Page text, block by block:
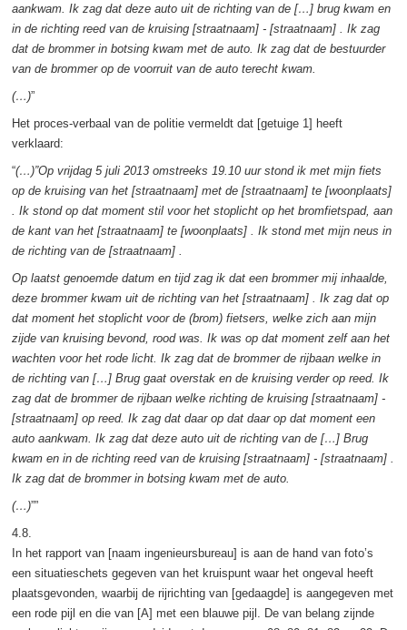
aankwam. Ik zag dat deze auto uit de richting van de […] brug kwam en
in de richting reed van de kruising [straatnaam] - [straatnaam] . Ik zag
dat de brommer in botsing kwam met de auto. Ik zag dat de bestuurder
van de brommer op de voorruit van de auto terecht kwam.
(…)”
Het proces-verbaal van de politie vermeldt dat [getuige 1] heeft
verklaard:
“(…)”Op vrijdag 5 juli 2013 omstreeks 19.10 uur stond ik met mijn fiets
op de kruising van het [straatnaam] met de [straatnaam] te [woonplaats]
. Ik stond op dat moment stil voor het stoplicht op het bromfietspad, aan
de kant van het [straatnaam] te [woonplaats] . Ik stond met mijn neus in
de richting van de [straatnaam] .
Op laatst genoemde datum en tijd zag ik dat een brommer mij inhaalde,
deze brommer kwam uit de richting van het [straatnaam] . Ik zag dat op
dat moment het stoplicht voor de (brom) fietsers, welke zich aan mijn
zijde van kruising bevond, rood was. Ik was op dat moment zelf aan het
wachten voor het rode licht. Ik zag dat de brommer de rijbaan welke in
de richting van […] Brug gaat overstak en de kruising verder op reed. Ik
zag dat de brommer de rijbaan welke richting de kruising [straatnaam] -
[straatnaam] op reed. Ik zag dat daar op dat daar op dat moment een
auto aankwam. Ik zag dat deze auto uit de richting van de […] Brug
kwam en in de richting reed van de kruising [straatnaam] - [straatnaam] .
Ik zag dat de brommer in botsing kwam met de auto.
(…)””
4.8.
In het rapport van [naam ingenieursbureau] is aan de hand van foto’s
een situatieschets gegeven van het kruispunt waar het ongeval heeft
plaatsgevonden, waarbij de rijrichting van [gedaagde] is aangegeven met
een rode pijl en die van [A] met een blauwe pijl. De van belang zijnde